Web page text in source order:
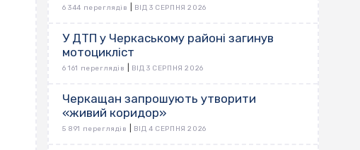
6 344 переглядів ВІД 3 СЕРПНЯ 2026
У ДТП у Черкаському районі загинув
мотоцикліст
6 161 переглядів ВІД 3 СЕРПНЯ 2026
Черкащан запрошують утворити
«живий коридор»
5 891 переглядів ВІД 4 СЕРПНЯ 2026